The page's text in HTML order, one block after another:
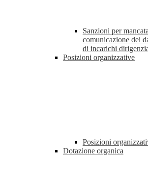
Sanzioni per
comunicazione dei
di incarichi
Posizioni organizzative
Posizioni
Dotazione organica